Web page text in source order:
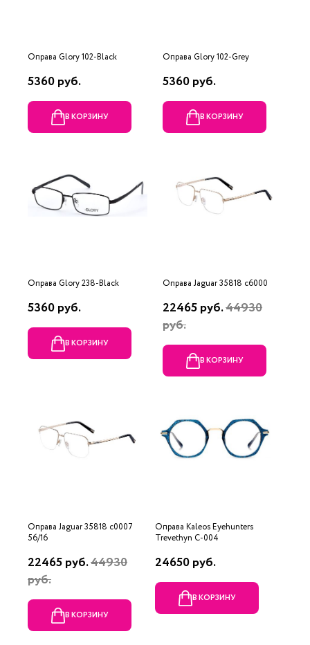
Оправа Glory 102-Black
5360 руб.
В КОРЗИНУ
Оправа Glory 102-Grey
5360 руб.
В КОРЗИНУ
Оправа Glory 238-Black
5360 руб.
В КОРЗИНУ
Оправа Jaguar 35818 c6000
22465 руб.44930
руб.
В КОРЗИНУ
Оправа Jaguar 35818 c0007
56/16
22465 руб.44930
руб.
В КОРЗИНУ
Оправа Kaleos Eyehunters
Trevethyn C-004
24650 руб.
В КОРЗИНУ